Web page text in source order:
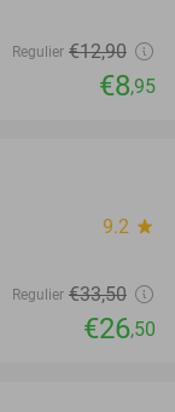
Regulier €12,90
€8,95
9.2 star
Regulier €33,50
€26,50